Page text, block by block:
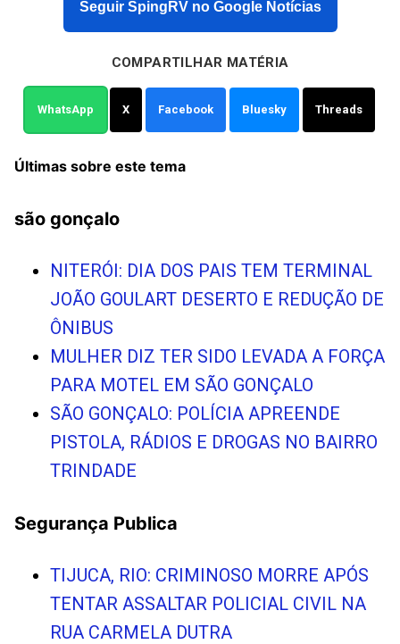
Seguir SpingRV no Google Notícias
COMPARTILHAR MATÉRIA
WhatsApp X Facebook Bluesky Threads
Últimas sobre este tema
são gonçalo
NITERÓI: DIA DOS PAIS TEM TERMINAL
JOÃO GOULART DESERTO E REDUÇÃO DE
ÔNIBUS
MULHER DIZ TER SIDO LEVADA A FORÇA
PARA MOTEL EM SÃO GONÇALO
SÃO GONÇALO: POLÍCIA APREENDE
PISTOLA, RÁDIOS E DROGAS NO BAIRRO
TRINDADE
Segurança Publica
TIJUCA, RIO: CRIMINOSO MORRE APÓS
TENTAR ASSALTAR POLICIAL CIVIL NA
RUA CARMELA DUTRA